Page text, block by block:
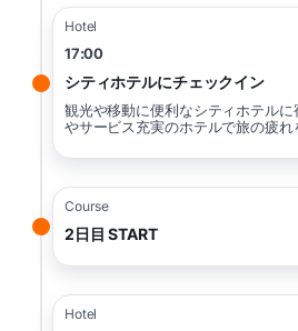
Hotel
17:00
シティホテルにチェックイン
観光や移動に便利なシティホテル
やサービス充実のホテルで旅の疲れ
Course
2日目 START
Hotel